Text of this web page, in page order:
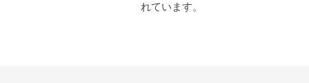
れています。